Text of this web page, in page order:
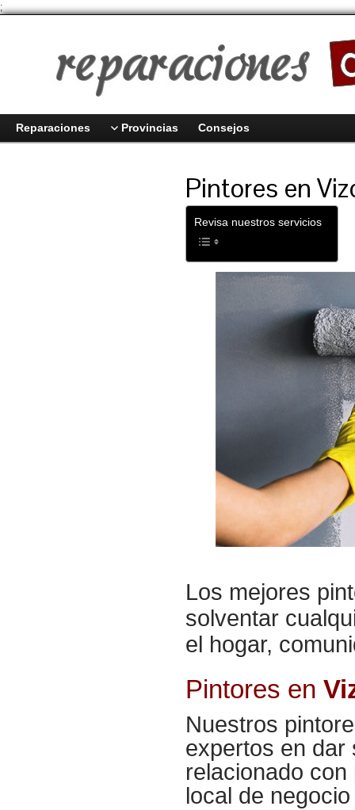
;
Reparaciones Provincias Consejos
Pintores en
Revisa nuestros servicios
Los mejores
solventar
el hogar,
Pintores en
Nuestros
expertos en dar
relacionado con
local de